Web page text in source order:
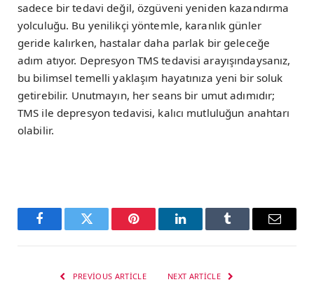
sadece bir tedavi değil, özgüveni yeniden kazandırma
yolculuğu. Bu yenilikçi yöntemle, karanlık günler
geride kalırken, hastalar daha parlak bir geleceğe
adım atıyor. Depresyon TMS tedavisi arayışındaysanız,
bu bilimsel temelli yaklaşım hayatınıza yeni bir soluk
getirebilir. Unutmayın, her seans bir umut adımıdır;
TMS ile depresyon tedavisi, kalıcı mutluluğun anahtarı
olabilir.
FacebookTwitter Pinterest LinkedInTumblr Email
PREVIOUS ARTICLE NEXT ARTICLE